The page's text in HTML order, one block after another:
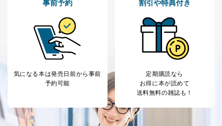
採用応募者の方の
個人情報
採用選考、ご連絡のため
当社の従業者の個
人情報
人事、総務などの雇用管理等のた
6
パートナー（提携
により当社の
定期購読サービス
た商品の発売元企業からのｅメー
ル等による商品、
サービス、キャンペーン等の広告
に関するご案内のため
当社のサービス利用状況の把握お
よびその分析のため
事前予約
気になる本は発売日前から事前
予約可能
割引や特典付き
定期購読なら
お得に本が読めて
送料無料の雑誌も！